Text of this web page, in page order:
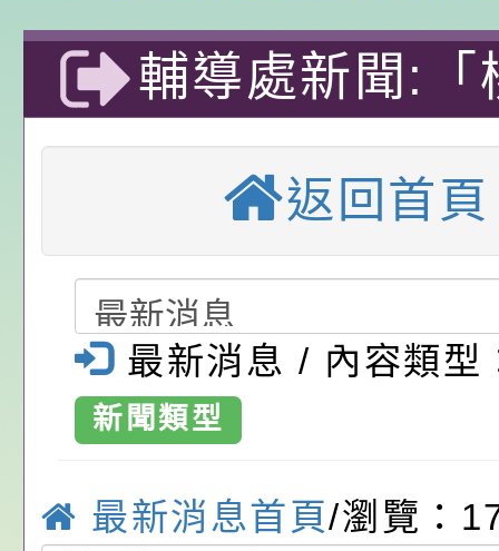
電影營」、「祖孫樂
「愛『原原』不絕-
樂會」、「邁向下一
列講座及成長團體
員會函釋公務員留職
赴陸應申請許可一案
中興國民小學115學
期第1次第7-9招代課
甄選公告
本校「115學年度國
校課程計畫」核定一
轉知教育部國民及學
辦理「115年度教育
前教育署辦理性別平
置課程與教學人才庫
畫」一案， 請教師
請，請查照。
公告:桃園市政府腸
施問答集
轉知:桃園市交通局
減碳存摺2.0」全民
桃園市政府家庭教
年度祖孫樂淘桃－祖
祝活動」海報電子檔
關（構）、學校、民
轉知有關銓敘部建置
員退休所得重審後實
亦可利用
「2026桃園市孔廟
家8月課程資訊」、
轉知內政部函以，有
輔導處新聞:「
115年度兒童
服務人員180
訓練課程」簡
表各1份-桃園
中興國民小學-
國小
返回首頁
最新消息 / 內容類型
新聞類型
最新消息首頁/瀏覽：